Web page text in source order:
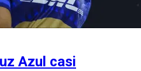
Azul casi